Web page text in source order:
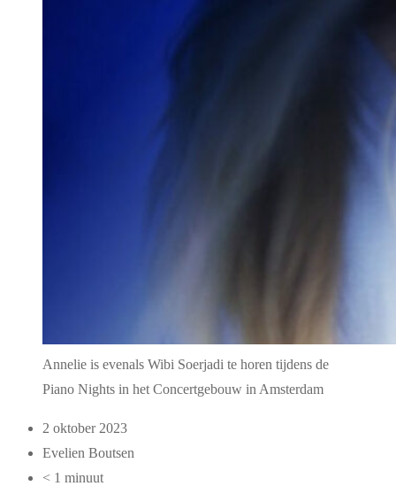
Annelie is evenals Wibi Soerjadi te horen tijdens de
Piano Nights in het Concertgebouw in Amsterdam
2 oktober 2023
Evelien Boutsen
< 1 minuut